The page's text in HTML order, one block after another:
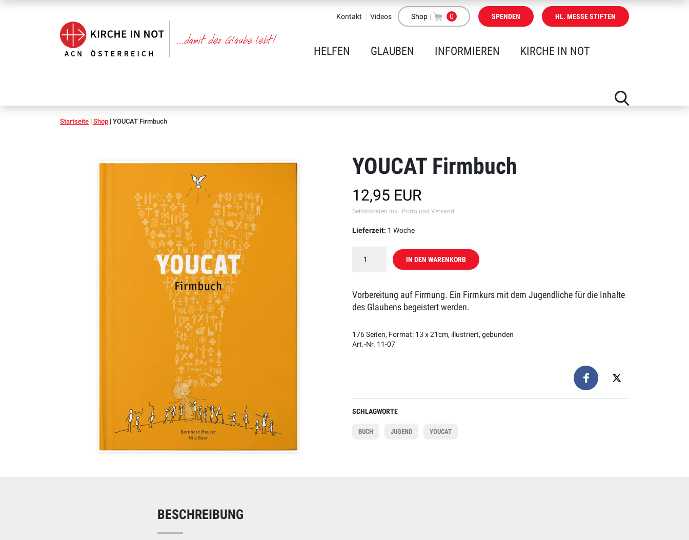
Kontakt Videos Shop | 0 SPENDEN HL. MESSE STIFTEN
HELFEN GLAUBEN INFORMIEREN KIRCHE IN NOT
Startseite | Shop | YOUCAT Firmbuch
YOUCAT Firmbuch
12,95 EUR
Selbstkosten inkl. Porto und Versand
Lieferzeit: 1 Woche
IN DEN WARENKORB
Vorbereitung auf Firmung. Ein Firmkurs mit dem Jugendliche für die Inhalte
des Glaubens begeistert werden.
176 Seiten, Format: 13 x 21cm, illustriert, gebunden
Art.-Nr. 11-07
SCHLAGWORTE
BUCH JUGEND YOUCAT
BESCHREIBUNG